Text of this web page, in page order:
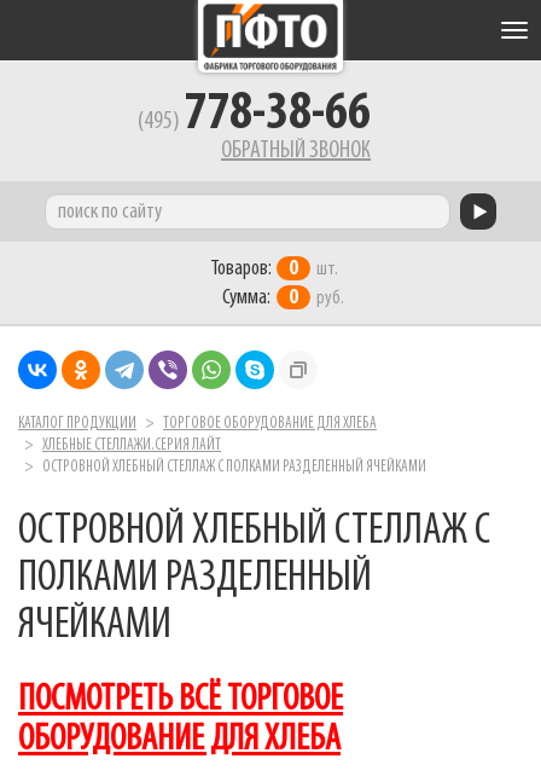
(495) 778-38-66
ОБРАТНЫЙ ЗВОНОК
Товаров: 0 шт.
Сумма: 0 руб.
КАТАЛОГ ПРОДУКЦИИ
ТОРГОВОЕ ОБОРУДОВАНИЕ ДЛЯ ХЛЕБА
ХЛЕБНЫЕ СТЕЛЛАЖИ.СЕРИЯ ЛАЙТ
ОСТРОВНОЙ ХЛЕБНЫЙ СТЕЛЛАЖ С ПОЛКАМИ РАЗДЕЛЕННЫЙ ЯЧЕЙКАМИ
ОСТРОВНОЙ ХЛЕБНЫЙ СТЕЛЛАЖ С
ПОЛКАМИ РАЗДЕЛЕННЫЙ
ЯЧЕЙКАМИ
ПОСМОТРЕТЬ ВСЁ ТОРГОВОЕ
ОБОРУДОВАНИЕ ДЛЯ ХЛЕБА